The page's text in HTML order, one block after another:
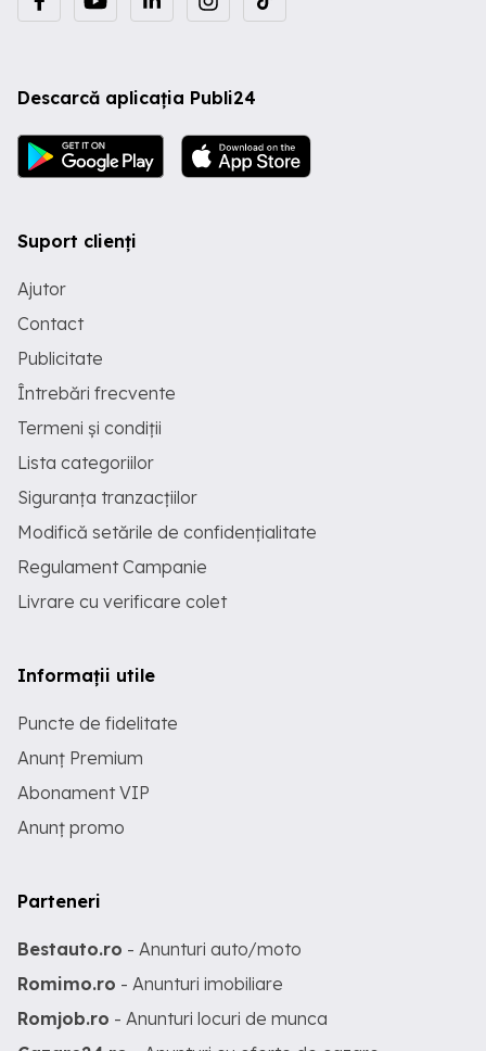
Descarcă aplicația Publi24
Suport clienți
Ajutor
Contact
Publicitate
Întrebări frecvente
Termeni și condiții
Lista categoriilor
Siguranța tranzacțiilor
Modifică setările de confidențialitate
Regulament Campanie
Livrare cu verificare colet
Informații utile
Puncte de fidelitate
Anunț Premium
Abonament VIP
Anunț promo
Parteneri
Bestauto.ro - Anunturi auto/moto
Romimo.ro - Anunturi imobiliare
Romjob.ro - Anunturi locuri de munca